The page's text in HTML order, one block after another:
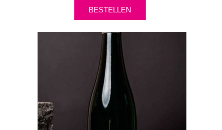
BESTELLEN